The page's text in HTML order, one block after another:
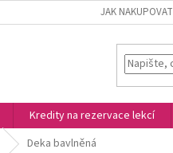
JAK NAKUPOVAT
Kredity na rezervace lekcí
Deka bavlněná